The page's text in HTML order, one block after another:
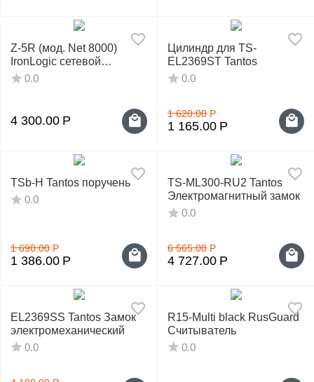
Z-5R (мод. Net 8000)
IronLogic сетевой
контроллер СКУД
0.0
4 300.00 Р
Цилиндр для TS-
EL2369ST Tantos
0.0
1 620.00 Р
1 165.00 Р
TSb-H Tantos поручень
0.0
1 690.00 Р
1 386.00 Р
TS-ML300-RU2 Tantos
Электромагнитный замок
0.0
6 565.00 Р
4 727.00 Р
EL2369SS Tantos Замок
электромеханический
0.0
R15-Multi black RusGuard
Считыватель
0.0